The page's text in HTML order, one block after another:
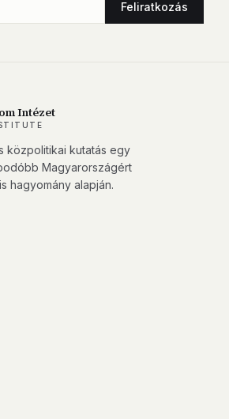
Feliratkozás
Intézet
közpolitikai kutatás egy
Magyarországért
hagyomány alapján.